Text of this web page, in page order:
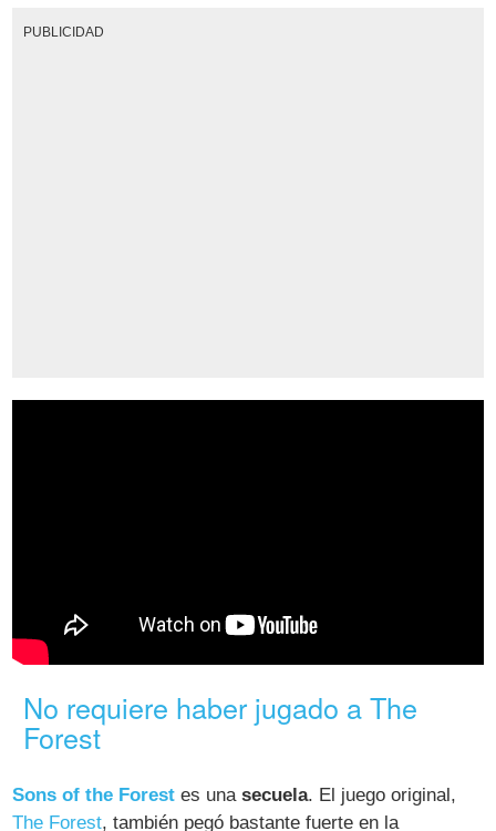
PUBLICIDAD
No requiere haber jugado a The
Forest
Sons of the Forest es unasecuela. El juego original,
The Forest, también pegó bastante fuerte en la